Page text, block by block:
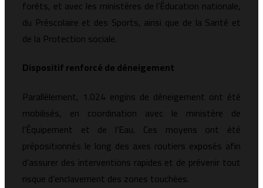
forêts, et avec les ministères de l’Éducation nationale,
du Préscolaire et des Sports, ainsi que de la Santé et
de la Protection sociale.
Dispositif renforcé de déneigement
Parallèlement, 1.024 engins de déneigement ont été
mobilisés, en coordination avec le ministère de
l’Équipement et de l’Eau. Ces moyens ont été
prépositionnés le long des axes routiers exposés afin
d’assurer des interventions rapides et de prévenir tout
risque d’enclavement des zones touchées.